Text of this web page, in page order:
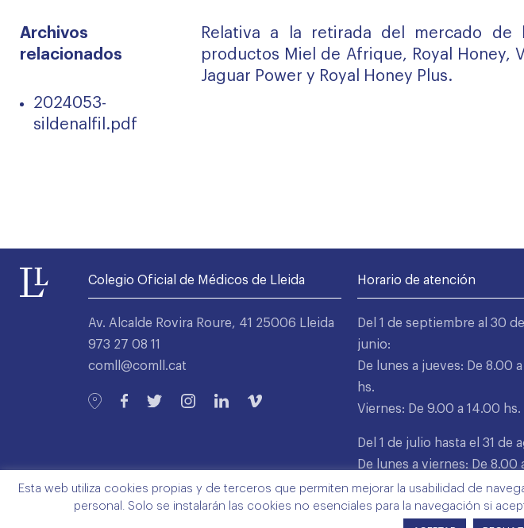
Archivos
relacionados
2024053-
sildenalfil.pdf
Relativa a la retirada del mercado de
productos Miel de Afrique, Royal Honey,
Jaguar Power y Royal Honey Plus.
Colegio Oficial de Médicos de Lleida
Av. Alcalde Rovira Roure, 41 25006 Lleida
973 27 08 11
comll@comll.cat
Horario de atención
Del 1 de septiembre al 30 de
junio:
De lunes a jueves: De 8.00
hs.
Viernes: De 9.00 a 14.00 hs.
Del 1 de julio hasta el 31 de
De lunes a viernes: De 8.00
15.00 hs.
Esta web utiliza cookies propias y de terceros que permiten mejorar la usabilidad de
personal. Solo se instalarán las cookies no esenciales para la navegación si